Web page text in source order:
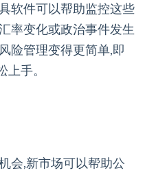
软件可以帮助监控这些
率变化或政治事件发生
险管理变得更简单,即
手。
会,新市场可以帮助公